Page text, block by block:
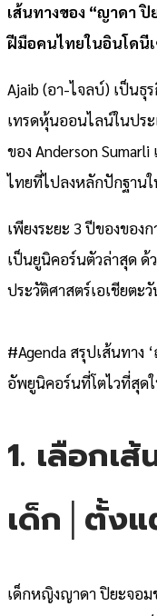
เส้นทางของ “ญาดา
ฝีมือคนไทยในอินโดนี
Ajaib (อา-ไจลบ์) เป็น
เทรดหุ้นออนไลน์ในปร
ของ Anderson
ไทยที่ไปลงหลักปักฐานใ
เพียงระยะ 3 ปีของของ
เป็นยูนิคอร์นตัวล่าสุด ด้
ประวัติศาสตร์เอเชียตะ
#Agenda สรุปเส้นทาง
อัพยูนิคอร์นที่โตไวที่สุด
1. เลือกเ
เด็ก│ตั้ง
เด็กหญิงญาดา ปิยะจอ